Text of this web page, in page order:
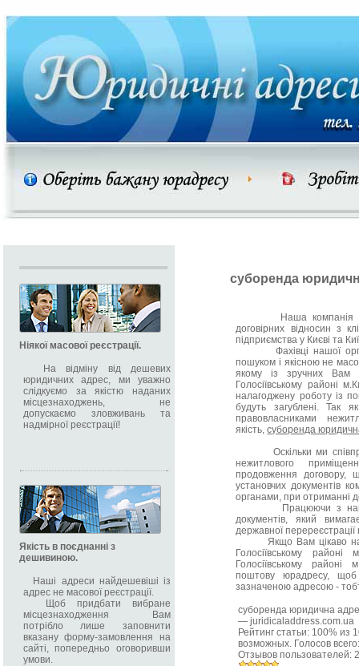
Ніякої масової реєстрації.
На відміну від дешевих
юридичних адрес, ми уважно
слідкуємо за якістю наданих
місцезнаходжень, не
допускаємо зловживань та
надмірної реєстрації!
Якість в поєднанні з
дешивиною.
Наші адреси найдешевіші із
адрес не масової реєстрації.
Щоб придбати вибране
місцезнаходження Вам
потрібло лише заповнити
вказану форму-замовлення на
сайті, попередньо оговоривши
умови.
суборенда
Наша компанія
договірних відносин з
підприємства у Києві та
Фахівці нашої
пошуком і якісною не
якому із зручних Вам
Голосіївському районі
налагоджену роботу із
будуть загублені. Так
правовласниками
якість,суборенда
Оскільки ми
нежитлового
продовження договору,
установчих документів
органами, при отриманні
Працюючи з нами
документів, який
державної перереєстрації
Якщо Вам цікаво
Голосіївському
Голосіївському
поштову юрадресу,
зазначеною адресою -
суборенда юридична
—juridicaladdress.com.ua
Рейтинг статьи: 100% из
возможных. Голосов
Отзывов пользователей: